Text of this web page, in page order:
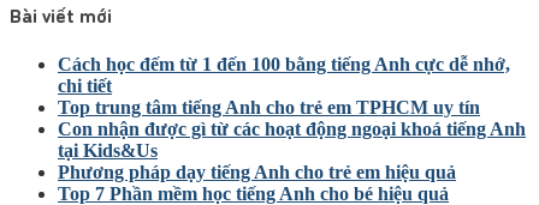
Bài viết mới
Cách học đếm từ 1 đến 100 bằng tiếng Anh cực dễ nhớ,
chi tiết
Top trung tâm tiếng Anh cho trẻ em TPHCM uy tín
Con nhận được gì từ các hoạt động ngoại khoá tiếng Anh
tại Kids&Us
Phương pháp dạy tiếng Anh cho trẻ em hiệu quả
Top 7 Phần mềm học tiếng Anh cho bé hiệu quả